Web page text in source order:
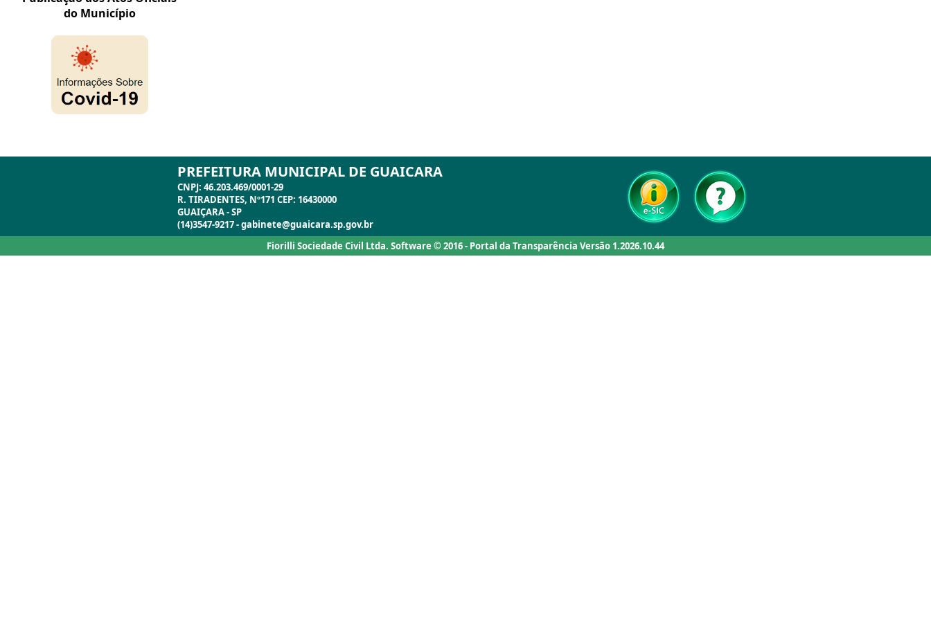
PREFEITURA MUNICIPAL DE GUAICARA
CNPJ: 46.203.469/0001-29
R. TIRADENTES, Nº171 CEP: 16430000
GUAIÇARA - SP
(14)3547-9217 - gabinete@guaicara.sp.gov.br
Fiorilli Sociedade Civil Ltda. Software © 2016 - Portal da Transparência Versão 1.2026.10.44